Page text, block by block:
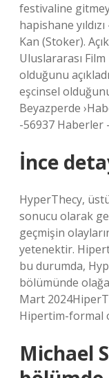
festivaline
hapishane
Kan (Stoker).
Uluslararası Film
olduğunu
eşcinsel
Beyazperde
-56937 Haberler
İnce
HyperThecy,
sonucu olarak
geçmişin
yetenektir.
bu durumda,
bölümünde
Mart
Hipertim-formal
Michael